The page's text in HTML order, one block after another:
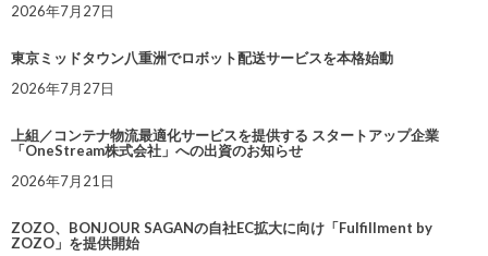
2026年7月27日
東京ミッドタウン八重洲でロボット配送サービスを本格始動
2026年7月27日
上組／コンテナ物流最適化サービスを提供する スタートアップ企業
「OneStream株式会社」への出資のお知らせ
2026年7月21日
ZOZO、BONJOUR SAGANの自社EC拡大に向け「Fulfillment by
ZOZO」を提供開始